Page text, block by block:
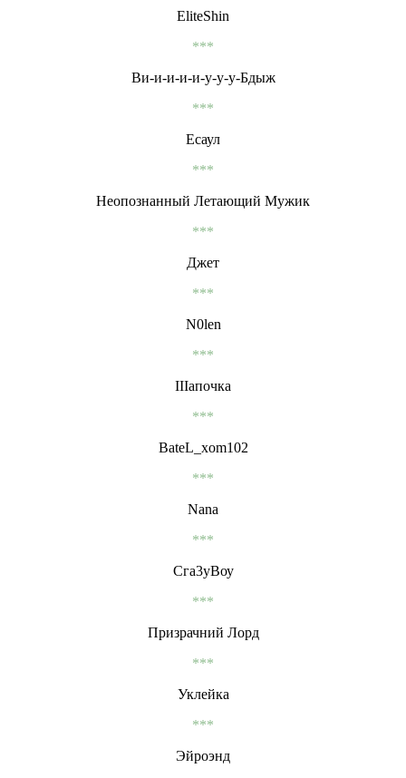
EliteShin
***
Ви-и-и-и-и-у-у-у-Бдыж
***
Есаул
***
Неопознанный Летающий Мужик
***
Джет
***
N0len
***
IIIапочка
***
BateL_xom102
***
Nana
***
Сга3уВоу
***
Призрачний Лорд
***
Уклейка
***
Эйроэнд